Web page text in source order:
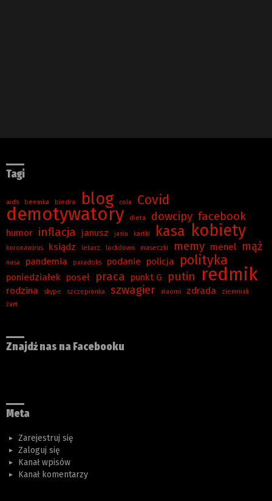
Tagi
aids beemka biedra blog cola Covid
demotywatory dieta dowcipy facebook
humor inflacja janusz jasiu kartki kasa kobiety
koronawirus ksiądz lekarz lockdown maseczki memy menel mąż
nasa pandemia paradoks podanie policja polityka
poniedziałek poseł praca punkt G putin redmik
rodzina skype szczepionka szwagier xiaomi zdrada
ziemniak
żart
Znajdź nas na Facebooku
Meta
Zarejestruj się
Zaloguj się
Kanał wpisów
Kanał komentarzy